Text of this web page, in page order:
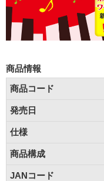
商品情報
商品コード
発売日
仕様
商品構成
JANコード